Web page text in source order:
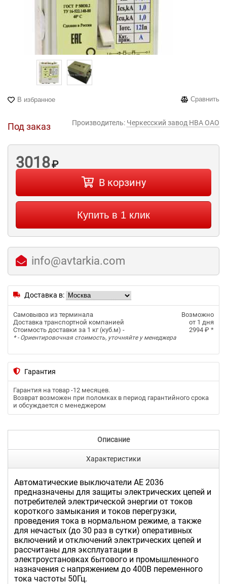
В избранное Сравнить
Под заказ Производитель: Черкесский завод НВА ОАО
3018₽
В корзину
Купить в 1 клик
info@avtarkia.com
Доставка в:
Самовывоз из терминала
Возможно
Доставка транспортной компанией
от 1 дня
Стоимость доставки за 1 кг (куб.м) -
2994 ₽ *
* - Ориентировочная стоимость, уточняйте у менеджера
Гарантия
Гарантия на товар -12 месяцев.
Возврат возможен при поломках в период гарантийного срока
и обсуждается с менеджером
Описание
Характеристики
Автоматические выключатели АЕ 2036
предназначены для защиты электрических цепей и
потребителей электрической энергии от токов
короткого замыкания и токов перегрузки,
проведения тока в нормальном режиме, а также
для нечастых (до 30 раз в сутки) оперативных
включений и отключений электрических цепей и
рассчитаны для эксплуатации в
электроустановках бытового и промышленного
назначения с напряжением до 400В переменного
тока частоты 50Гц.